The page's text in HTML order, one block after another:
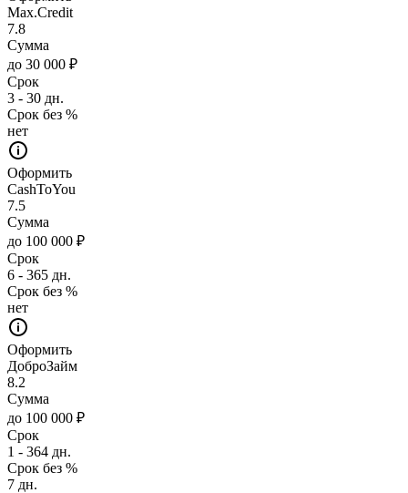
Max.Credit
7.8
Сумма
до 30 000 ₽
Срок
3 - 30 дн.
Срок без %
нет
Оформить
CashToYou
7.5
Сумма
до 100 000 ₽
Срок
6 - 365 дн.
Срок без %
нет
Оформить
ДоброЗайм
8.2
Сумма
до 100 000 ₽
Срок
1 - 364 дн.
Срок без %
7 дн.